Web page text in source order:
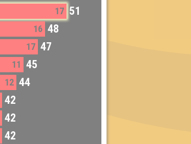
17 51
16 48
17 47
11 45
12 44
42
42
42